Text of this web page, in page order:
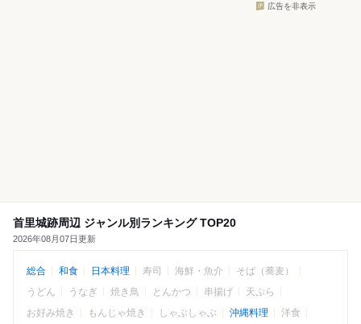
広告を非表示
首里城跡周辺 ジャンル別ランキング TOP20
2026年08月07日更新
総合 和食 日本料理 寿司 海鮮・魚介
そば（蕎麦）
うどん
うなぎ 焼き鳥 とんかつ 串揚げ
天ぷら
お好み焼き
もんじゃ焼き しゃぶしゃぶ 沖縄料理
洋食